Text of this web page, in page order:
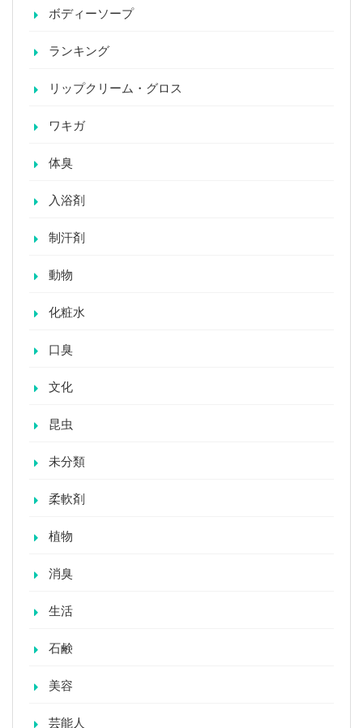
ボディーソープ
ランキング
リップクリーム・グロス
ワキガ
体臭
入浴剤
制汗剤
動物
化粧水
口臭
文化
昆虫
未分類
柔軟剤
植物
消臭
生活
石鹸
美容
芸能人